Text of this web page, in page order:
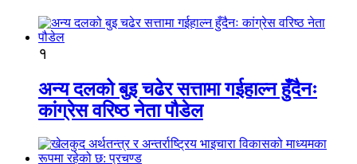
१
अन्य दलको बुइ चढेर सत्तामा गईहाल्न हुँदैनः
कांग्रेस वरिष्ठ नेता पौडेल